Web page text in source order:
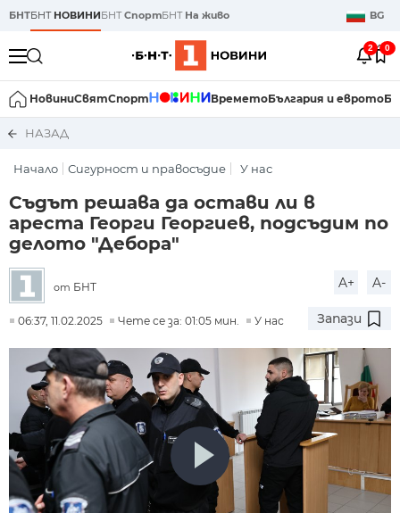
БНТБНТ НОВИНИБНТСпортБНТ На живо BG
2 0
НовиниСвятСпорт ВреметоБългария и еврото
НАЗАД
Начало Сигурност и правосъдие У нас
Съдът решава да остави ли в
ареста Георги Георгиев, подсъдим по
делото "Дебора"
от БНТ A+ A-
06:37, 11.02.2025 Чете се за: 01:05 мин. У нас Запази